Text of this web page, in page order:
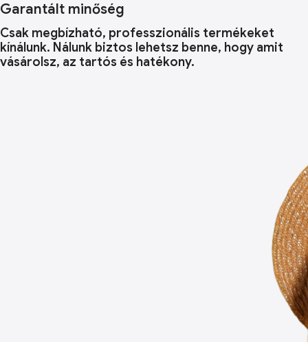
Garantált minőség
Csak megbízható, professzionális termékeket
kínálunk. Nálunk biztos lehetsz benne, hogy amit
vásárolsz, az tartós és hatékony.